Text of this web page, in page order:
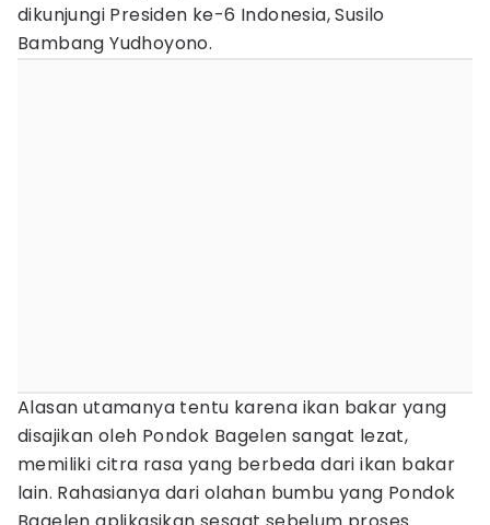
dikunjungi Presiden ke-6 Indonesia, Susilo
Bambang Yudhoyono.
Alasan utamanya tentu karena ikan bakar yang
disajikan oleh Pondok Bagelen sangat lezat,
memiliki citra rasa yang berbeda dari ikan bakar
lain. Rahasianya dari olahan bumbu yang Pondok